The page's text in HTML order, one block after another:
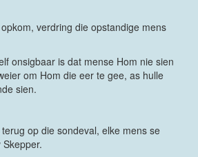
verdring die opstandige mens
onsigbaar is dat mense Hom nie sien
om Hom die eer te gee, as hulle
sien.
op die sondeval, elke mens se